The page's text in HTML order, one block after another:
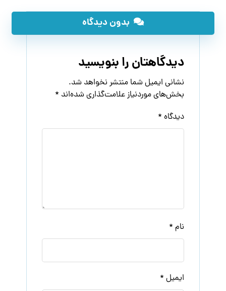
بدون دیدگاه
دیدگاهتان را بنویسید
نشانی ایمیل شما منتشر نخواهد شد.
بخش‌های موردنیاز علامت‌گذاری شده‌اند *
دیدگاه *
نام *
ایمیل *